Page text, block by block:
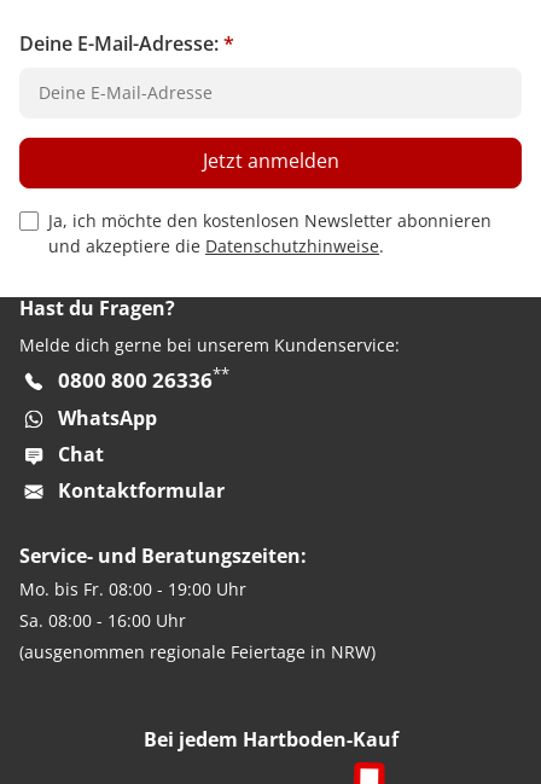
Deine E-Mail-Adresse:*
Privacy Policy Checkbox
Ja, ich möchte den kostenlosen Newsletter abonnieren
und akzeptiere die Datenschutzhinweise.
Jetzt anmelden
Hast du Fragen?
Melde dich gerne bei unserem Kundenservice:
0800 800 26336**
WhatsApp
Chat
Kontaktformular
Service- und Beratungszeiten:
Mo. bis Fr. 08:00 - 19:00 Uhr
Sa. 08:00 - 16:00 Uhr
(ausgenommen regionale Feiertage in NRW)
Bei jedem Hartboden-Kauf